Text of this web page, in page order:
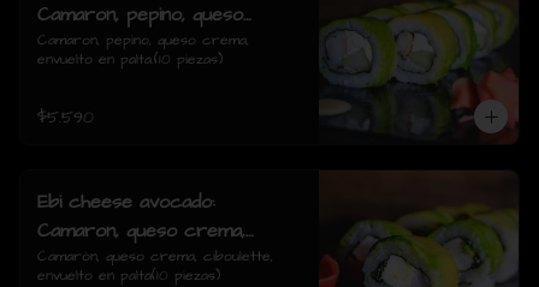
Camaron, pepino, queso
crema, envuelto en palta.
Camaron, pepino, queso crema,
envuelto en palta.(10 piezas)
$5.590
Ebi cheese avocado:
Camaron, queso crema,
ciboulette, envuelto en palta
Camarón, queso crema, ciboulette,
envuelto en palta(10 piezas)